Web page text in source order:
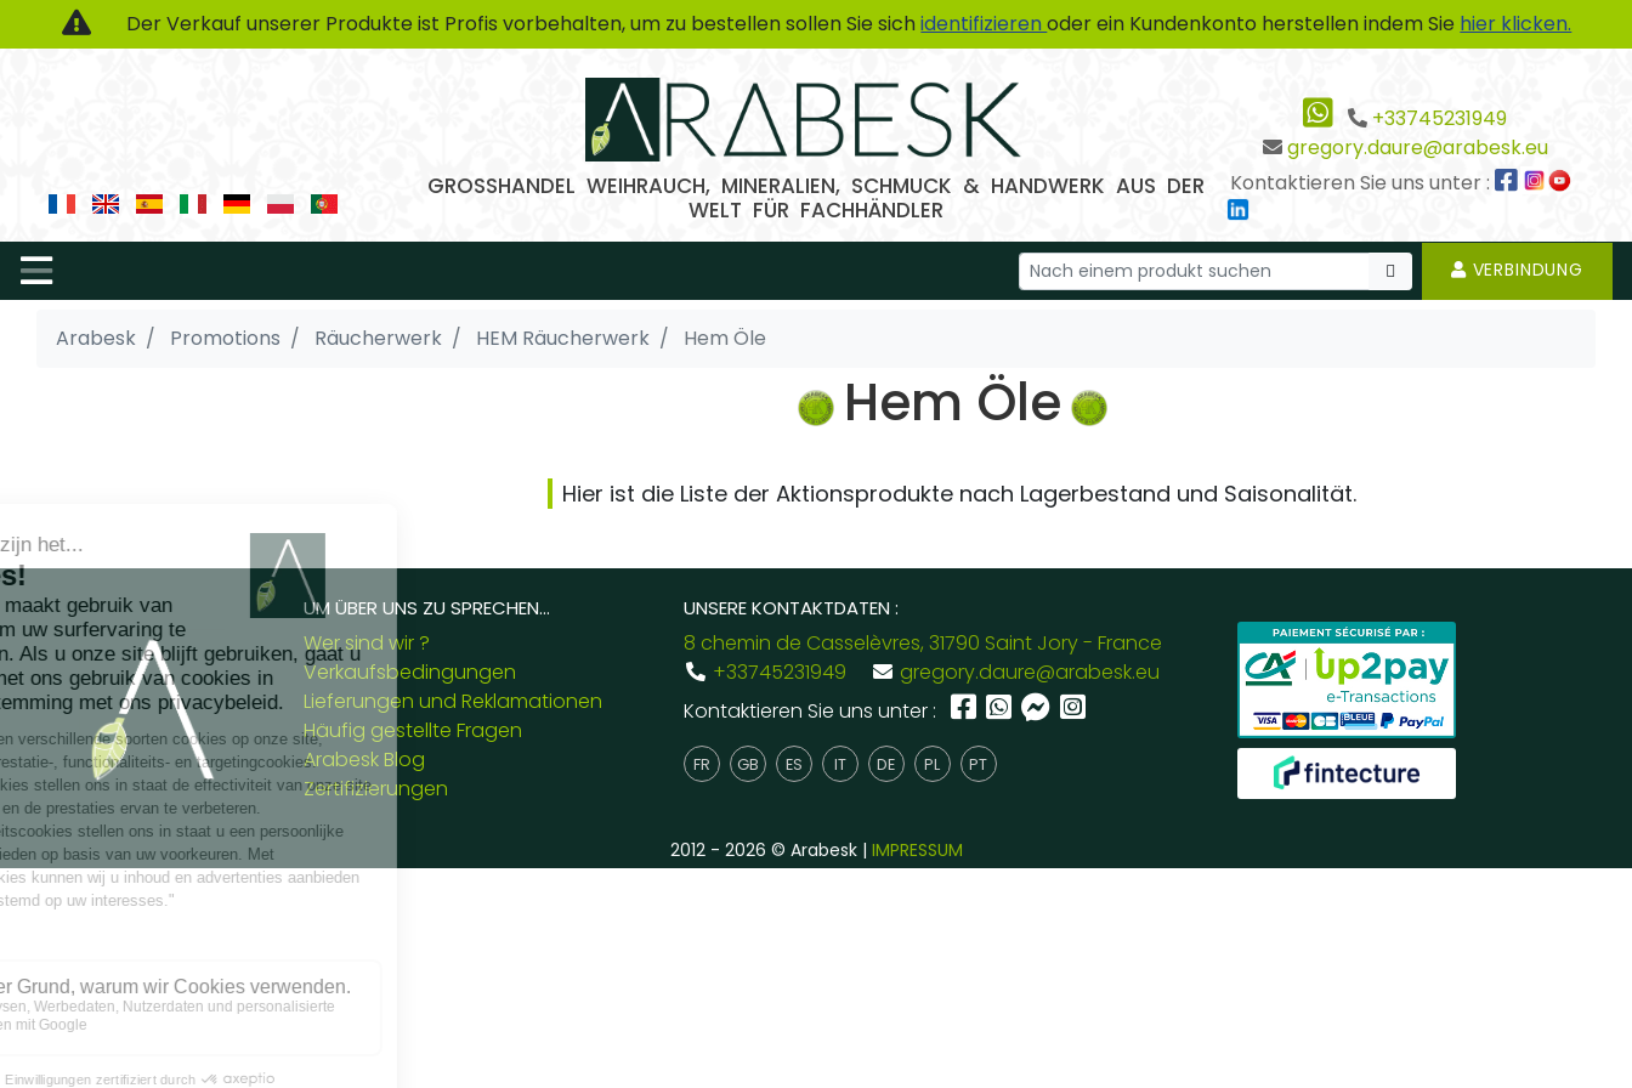
Der Verkauf unserer Produkte ist Profis vorbehalten, um zu bestellen sollen Sie sichidentifizierenoder ein Kundenkonto herstellen indem Sie hier klicken.
GROSSHANDEL WEIHRAUCH, MINERALIEN, SCHMUCK & HANDWERK AUS DER
WELT FÜR FACHHÄNDLER
+33745231949
gregory.daure@arabesk.eu
Kontaktieren Sie uns unter :
VERBINDUNG
Arabesk Promotions Räucherwerk HEM Räucherwerk Hem Öle
Hem Öle
Hier ist die Liste der Aktionsprodukte nach Lagerbestand und Saisonalität.
UM ÜBER UNS ZU SPRECHEN...
Wer sind wir ?
Verkaufsbedingungen
Lieferungen und Reklamationen
Häufig gestellte Fragen
Arabesk Blog
Zertifizierungen
UNSERE KONTAKTDATEN :
8 chemin de Casselèvres, 31790 Saint Jory - France
+33745231949
gregory.daure@arabesk.eu
Kontaktieren Sie uns unter :
FR GB ES IT DE PL PT
2012 - 2026 © Arabesk | IMPRESSUM